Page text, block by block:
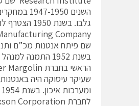
השנים 1947-
גלבו. בשנת 1950
Company
שם פיתח אנטנות מכ”ם
בשנת 1952 התמנה
שעיקר עיסוקה היה